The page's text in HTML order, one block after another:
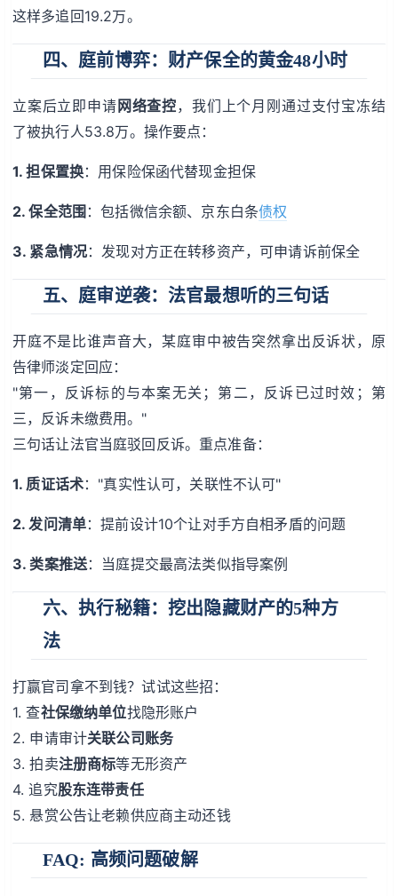
这样多追回19.2万。
四、庭前博弈：财产保全的黄金48小时
立案后立即申请网络查控，我们上个月刚通过支付宝冻结
了被执行人53.8万。操作要点：
1. 担保置换：用保险保函代替现金担保
2. 保全范围 ：包括微信余额、京东白条债权
3. 紧急情况：发现对方正在转移资产，可申请诉前保全
五、庭审逆袭：法官最想听的三句话
开庭不是比谁声音大，某庭审中被告突然拿出反诉状，原
告律师淡定回应：
"第一，反诉标的与本案无关；第二，反诉已过时效；第
三，反诉未缴费用。"
三句话让法官当庭驳回反诉。重点准备：
1. 质证话术："真实性认可，关联性不认可"
2. 发问清单：提前设计10个让对手方自相矛盾的问题
3. 类案推送：当庭提交最高法类似指导案例
六、执行秘籍：挖出隐藏财产的5种方
法
打赢官司拿不到钱？试试这些招：
1. 查社保缴纳单位找隐形账户
2. 申请审计关联公司账务
3. 拍卖注册商标等无形资产
4. 追究股东连带责任
5. 悬赏公告让老赖供应商主动还钱
FAQ: 高频问题破解